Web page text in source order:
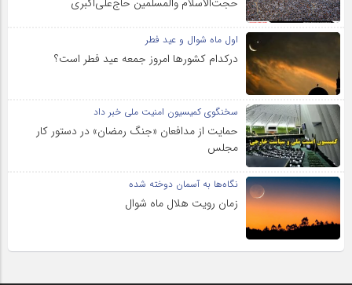
اول ماه شوال و عید فطر
درکدام کشورها امروز جمعه عید فطر است؟
سخنگوی کمیسیون امنیت ملی خبر داد
حمایت از مدافعان «جنگ رمضان» در دستور کار
مجلس
نگاه‌ها به آسمان دوخته شده
زمان رویت هلال ماه شوال